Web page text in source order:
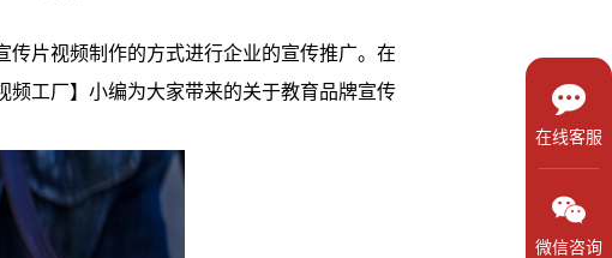
片视频制作的方式进行企业的宣传推广。在
频工厂】小编为大家带来的关于教育品牌宣传
在线客服
微信咨询